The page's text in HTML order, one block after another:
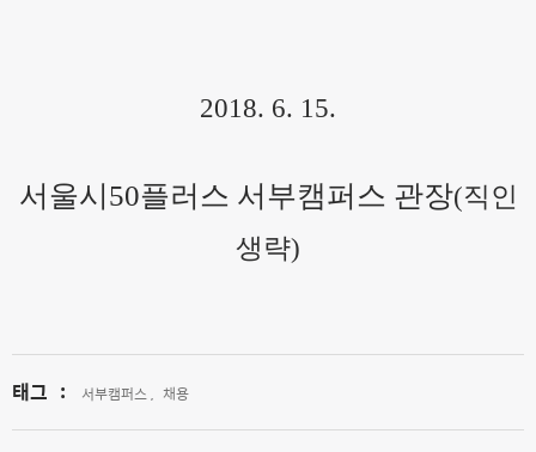
2018. 6. 15.
서울시50플러스 서부캠퍼스 관장(직인
생략)
태그 : 서부캠퍼스 , 채용